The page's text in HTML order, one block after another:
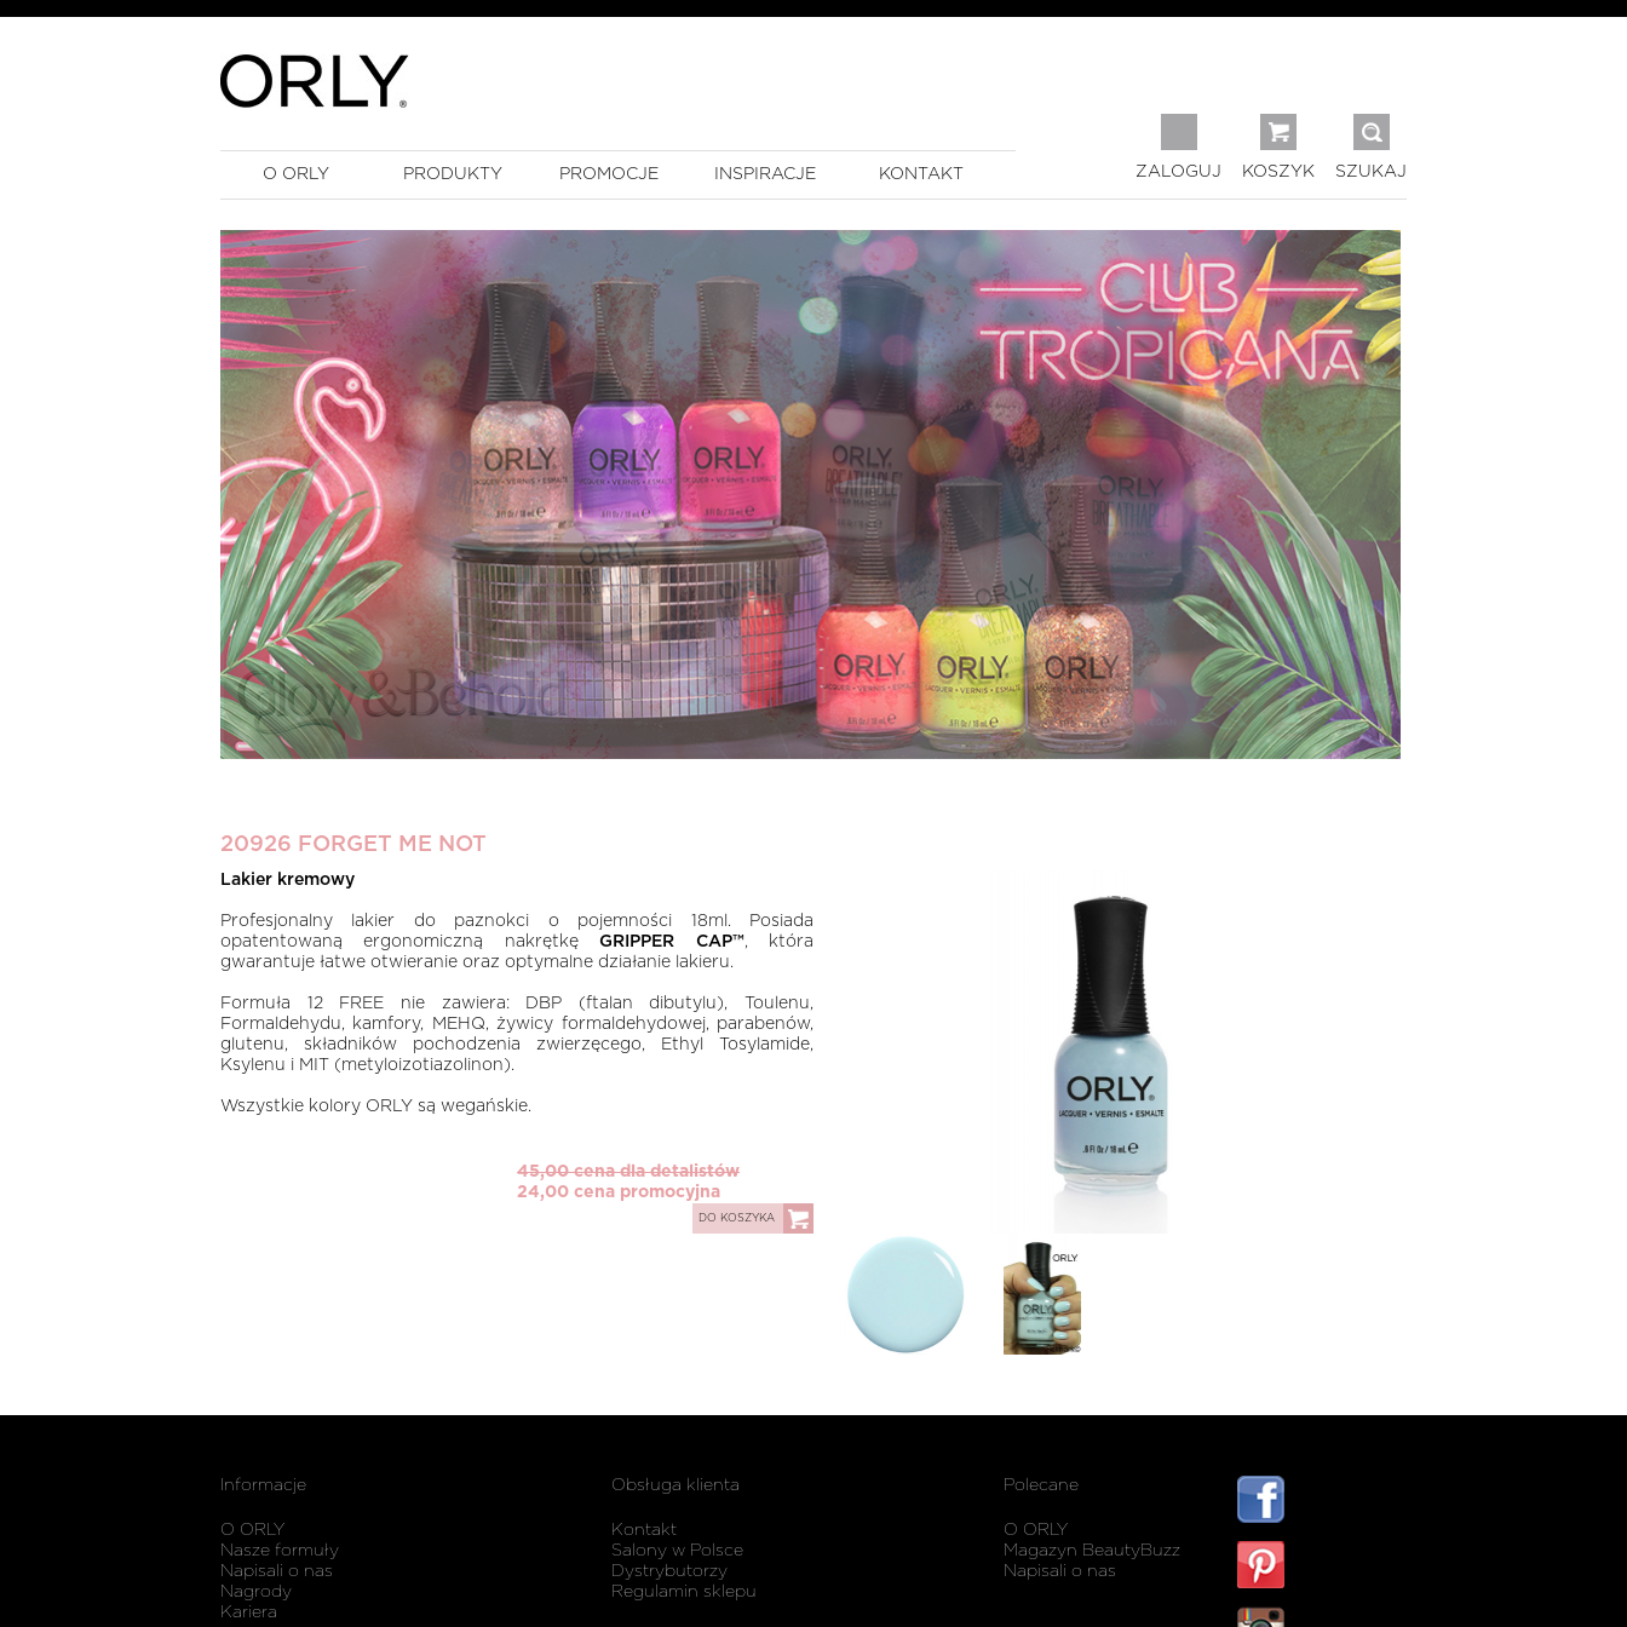
O ORLY PRODUKTY PROMOCJE INSPIRACJE KONTAKT ZALOGUJ KOSZYK SZUKAJ
20926 FORGET ME NOT
Lakier kremowy
Profesjonalny lakier do paznokci o pojemności 18ml. Posiada
opatentowaną ergonomiczną nakrętkęGRIPPER CAP™, która
gwarantuje łatwe otwieranie oraz optymalne działanie lakieru.
Formuła 12 FREE nie zawiera: DBP (ftalan dibutylu), Toulenu,
Formaldehydu, kamfory, MEHQ, żywicy formaldehydowej, parabenów,
glutenu, składników pochodzenia zwierzęcego, Ethyl Tosylamide,
Ksylenu i MIT (metyloizotiazolinon).
Wszystkie kolory ORLY są wegańskie.
45,00 cena dla detalistów
24,00 cena promocyjna
DO KOSZYKA
Informacje
O ORLY
Nasze formuły
Napisali o nas
Nagrody
Kariera
Obsługa klienta
Kontakt
Salony w Polsce
Dystrybutorzy
Regulamin sklepu
Polecane
O ORLY
Magazyn BeautyBuzz
Napisali o nas